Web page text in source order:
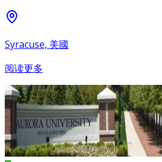
Syracuse, 美國
阅读更多